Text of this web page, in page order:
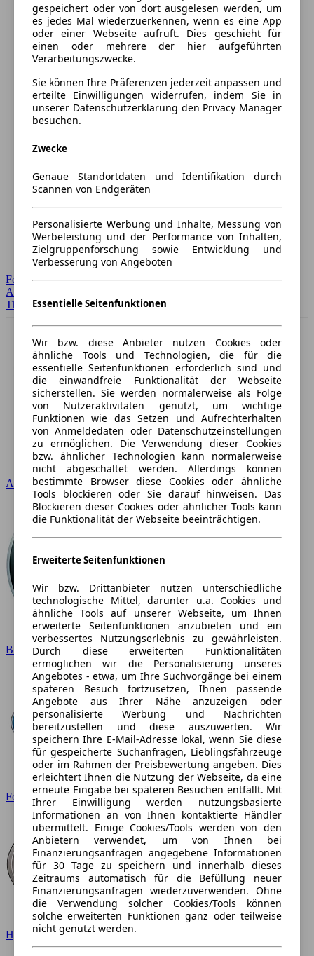
Forum Startseite
Alle Auto-Foren
Themen-Forum
Audi
BMW
Ford
Hyundai
gespeichert oder von dort ausgelesen werden, um
es jedes Mal wiederzuerkennen, wenn es eine App
oder einer Webseite aufruft. Dies geschieht für
einen oder mehrere der hier aufgeführten
Verarbeitungszwecke.
Sie können Ihre Präferenzen jederzeit anpassen und
erteilte Einwilligungen widerrufen, indem Sie in
unserer Datenschutzerklärung den Privacy Manager
besuchen.
Zwecke
Genaue Standortdaten und Identifikation durch
Scannen von Endgeräten
Personalisierte Werbung und Inhalte, Messung von
Werbeleistung und der Performance von Inhalten,
Zielgruppenforschung sowie Entwicklung und
Verbesserung von Angeboten
Essentielle Seitenfunktionen
Wir bzw. diese Anbieter nutzen Cookies oder
ähnliche Tools und Technologien, die für die
essentielle Seitenfunktionen erforderlich sind und
die einwandfreie Funktionalität der Webseite
sicherstellen. Sie werden normalerweise als Folge
von Nutzeraktivitäten genutzt, um wichtige
Funktionen wie das Setzen und Aufrechterhalten
von Anmeldedaten oder Datenschutzeinstellungen
zu ermöglichen. Die Verwendung dieser Cookies
bzw. ähnlicher Technologien kann normalerweise
nicht abgeschaltet werden. Allerdings können
bestimmte Browser diese Cookies oder ähnliche
Tools blockieren oder Sie darauf hinweisen. Das
Blockieren dieser Cookies oder ähnlicher Tools kann
die Funktionalität der Webseite beeinträchtigen.
Erweiterte Seitenfunktionen
Wir bzw. Drittanbieter nutzen unterschiedliche
technologische Mittel, darunter u.a. Cookies und
ähnliche Tools auf unserer Webseite, um Ihnen
erweiterte Seitenfunktionen anzubieten und ein
verbessertes Nutzungserlebnis zu gewährleisten.
Durch diese erweiterten Funktionalitäten
ermöglichen wir die Personalisierung unseres
Angebotes - etwa, um Ihre Suchvorgänge bei einem
späteren Besuch fortzusetzen, Ihnen passende
Angebote aus Ihrer Nähe anzuzeigen oder
personalisierte Werbung und Nachrichten
bereitzustellen und diese auszuwerten. Wir
speichern Ihre E-Mail-Adresse lokal, wenn Sie diese
für gespeicherte Suchanfragen, Lieblingsfahrzeuge
oder im Rahmen der Preisbewertung angeben. Dies
erleichtert Ihnen die Nutzung der Webseite, da eine
erneute Eingabe bei späteren Besuchen entfällt. Mit
Ihrer Einwilligung werden nutzungsbasierte
Informationen an von Ihnen kontaktierte Händler
übermittelt. Einige Cookies/Tools werden von den
Anbietern verwendet, um von Ihnen bei
Finanzierungsanfragen angegebene Informationen
für 30 Tage zu speichern und innerhalb dieses
Zeitraums automatisch für die Befüllung neuer
Finanzierungsanfragen wiederzuverwenden. Ohne
die Verwendung solcher Cookies/Tools können
solche erweiterten Funktionen ganz oder teilweise
nicht genutzt werden.